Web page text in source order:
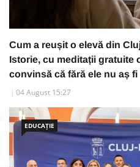
Cum a reușit o elevă din
Istorie, cu meditații gratuite
convinsă că fără ele nu aș fi
04 August 15:27
EDUCAȚIE